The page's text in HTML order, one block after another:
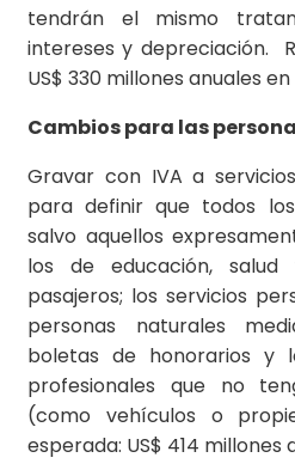
tendrán el mismo
intereses y depreciación.
US$ 330 millones anuales
Cambios para las
Gravar con IVA a
para definir que todos
salvo aquellos
los de educación,
pasajeros; los servicios
personas naturales
boletas de honorarios y
profesionales que no
(como vehículos o
esperada: US$ 414 millones